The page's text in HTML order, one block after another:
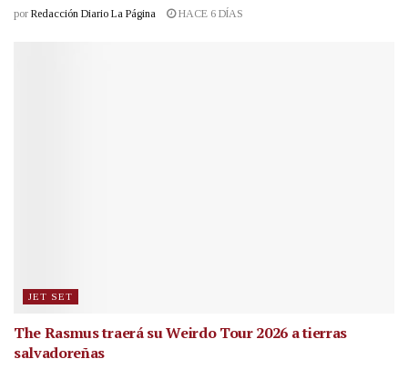
por Redacción Diario La Página HACE 6 DÍAS
JET SET
The Rasmus traerá su Weirdo Tour 2026 a tierras
salvadoreñas